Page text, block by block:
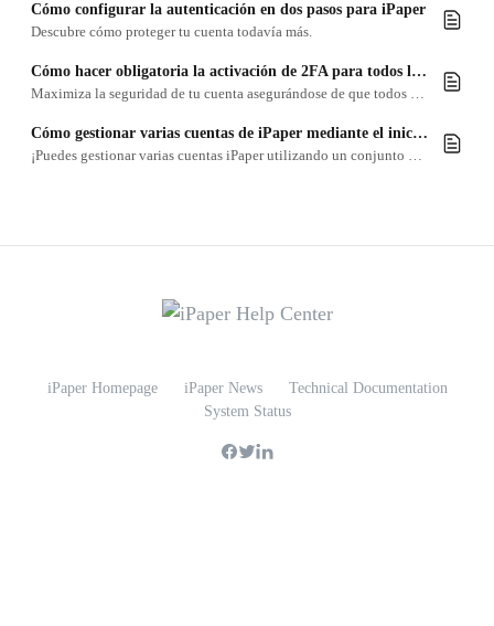
Cómo configurar la autenticación en dos pasos para iPaper
Descubre cómo proteger tu cuenta todavía más.
Cómo hacer obligatoria la activación de 2FA para todos los usuarios
Maximiza la seguridad de tu cuenta asegurándose de que todos los usuarios utilizan la autenticación de dos factores.
Cómo gestionar varias cuentas de iPaper mediante el inicio de sesión multicuenta
¡Puedes gestionar varias cuentas iPaper utilizando un conjunto de credenciales para un solo inicio de sesión!
iPaper Homepage iPaper News
Technical Documentation
System Status